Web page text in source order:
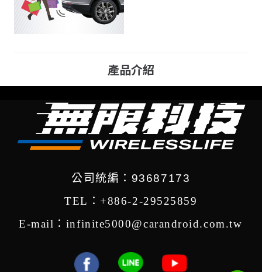
產品介紹
公司統編：93687173
TEL：+886-2-29525859
E-mail：infinite5000@carandroid.com.tw